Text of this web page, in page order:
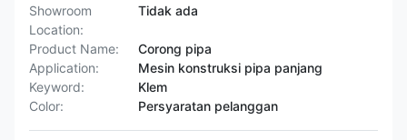
Showroom
Location:
Tidak ada
Product Name:
Corong pipa
Application:
Mesin konstruksi pipa panjang
Keyword:
Klem
Color:
Persyaratan pelanggan